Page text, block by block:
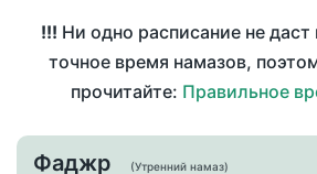
!!! Ни одно расписание не даст
точное время намазов,
прочитайте: Правильное
Фаджр
(Утренний намаз)